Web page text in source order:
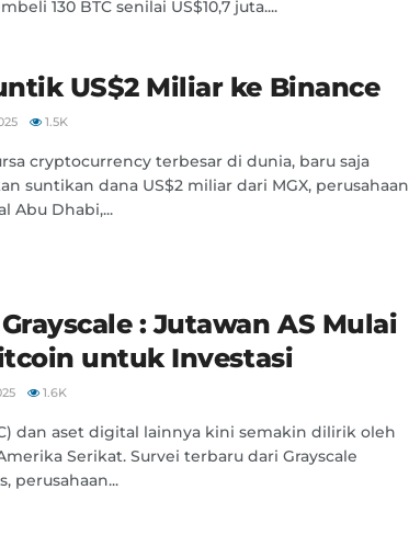
130 BTC senilai US$10,7 juta....
US$2 Miliar ke Binance
1.5K
cryptocurrency terbesar di dunia, baru saja
suntikan dana US$2 miliar dari MGX, perusahaan
Abu Dhabi,...
: Jutawan AS Mulai
untuk Investasi
1.6K
dan aset digital lainnya kini semakin dilirik oleh
Serikat. Survei terbaru dari Grayscale
perusahaan...